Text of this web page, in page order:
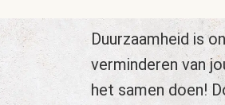
Duurzaamheid is
verminderen van
het samen doen!